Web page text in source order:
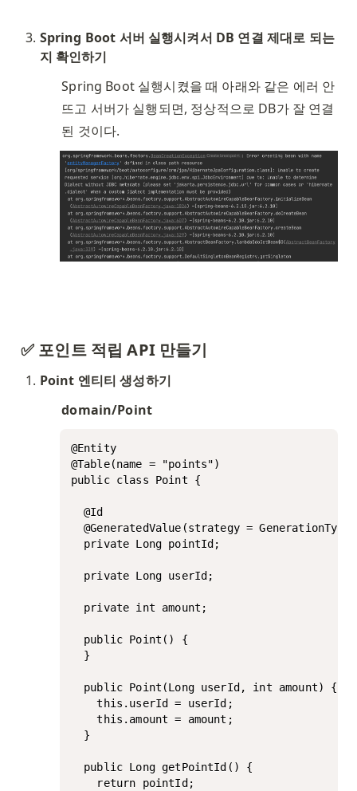
Spring Boot 서버 실행시켜서 DB 연결 제대로 되는
지 확인하기
Spring Boot 실행시켰을 때 아래와 같은 에러 안
뜨고 서버가 실행되면, 정상적으로 DB가 잘 연결
된 것이다.
✅ 포인트 적립 API 만들기
Point 엔티티 생성하기
domain/Point
@Entity
@Table(name = "points")
public class Point {
  @Id
@GeneratedValue(strategy =
  private Long pointId;
  private Long userId;
  private int amount;
  public Point() {
  }
  public Point(Long userId, int amount) {
    this.userId = userId;
    this.amount = amount;
  }
  public Long getPointId() {
    return pointId;